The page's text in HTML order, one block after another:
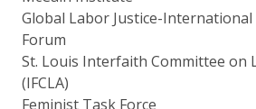
Global Labor Justice-
Forum
St. Louis Interfaith Committee on
(IFCLA)
Feminist Task Force